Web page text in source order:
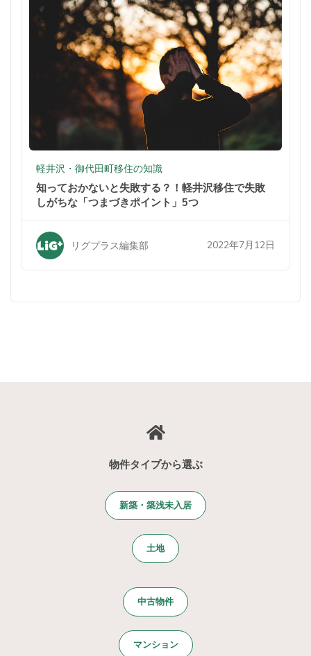
軽井沢・御代田町移住の知識
知っておかないと失敗する？！軽井沢移住で失敗
しがちな「つまづきポイント」5つ
リグプラス編集部 2022年7月12日
物件タイプから選ぶ
新築・築浅未入居
土地
中古物件
マンション